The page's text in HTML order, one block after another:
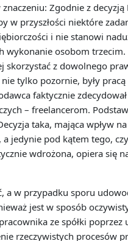
Zgodnie z
w przyszłości niektóre
i nie stanowi
osobom
skorzystać z dowolnego
tylko pozornie, były pracą
faktycznie
– freelancerom.
taka, mająca wpływ
jedynie pod kątem tego,
wdrożona, opiera się
a w przypadku sporu
jest w sposób
ze spółki
rzeczywistych procesów